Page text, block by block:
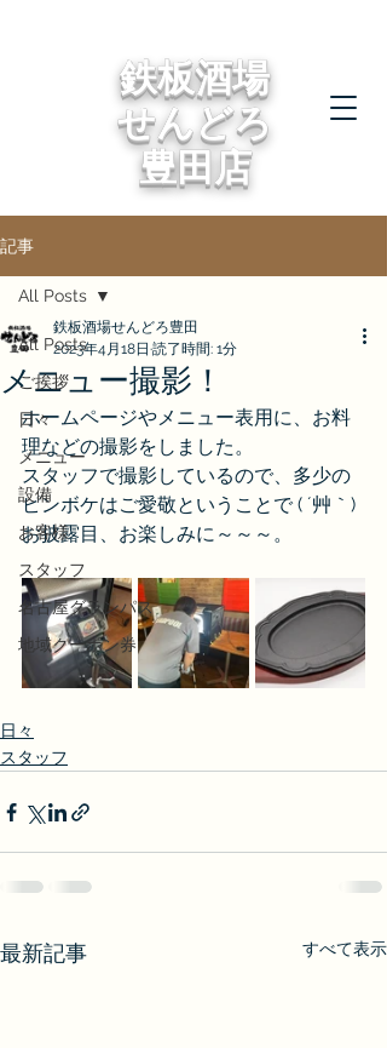
鉄板酒場
せんどろ
豊田店
記事
All Posts
ご挨拶
日々
メニュー
設備
お客様
スタッフ
名古屋グランパス
地域クーポン券
All Posts
メニュー撮影！
鉄板酒場せんどろ豊田
2023年4月18日 読了時間: 1分
ホームページやメニュー表用に、お料
理などの撮影をしました。
スタッフで撮影しているので、多少の
ピンボケはご愛敬ということで ( ´艸｀)
お披露目、お楽しみに～～～。
日々
スタッフ
最新記事 すべて表示